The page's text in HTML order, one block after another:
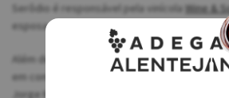
Serôdio é responsável pela vinícola Wine &
esposa,
Sandra Tavares
Além de serem enólogos, os amigos
em comum. Os três já foram eleitos
Jorge Moreira venceu o prêmio em duas